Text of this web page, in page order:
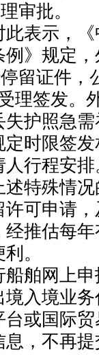
审批。
表示，《
》规定
留证件，
理签发。
护照急
时限签
行程安
述特殊情
可申请
推估每
。
舶网上申
入境业
或国际
，不再